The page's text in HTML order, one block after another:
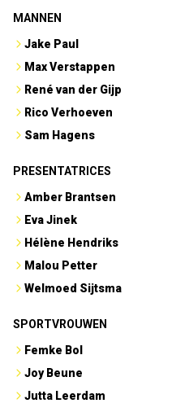
MANNEN
Jake Paul
Max Verstappen
René van der Gijp
Rico Verhoeven
Sam Hagens
PRESENTATRICES
Amber Brantsen
Eva Jinek
Hélène Hendriks
Malou Petter
Welmoed Sijtsma
SPORTVROUWEN
Femke Bol
Joy Beune
Jutta Leerdam